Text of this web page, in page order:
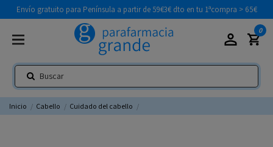
Envío gratuito para Península a partir de 59€3€ dto en tu 1ªcompra > 65€
0
Inicio Cabello Cuidado del cabello